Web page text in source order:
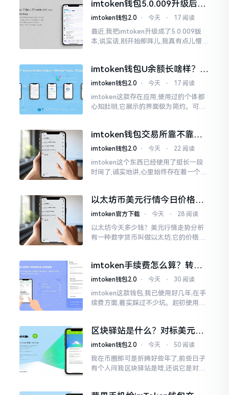
imtoken钱包5.0.009升级后咋
用？老用户实测分享
imtoken钱包2.0 ⋅ 今天 ⋅ 17 阅读
最近,我把imtoken升级成了5.0.009版
本,说实话,刚开始那阵儿,我真有点儿懵,
imtoken钱包U余额长啥样？截
图这样看
imtoken钱包2.0 ⋅ 今天 ⋅ 17 阅读
imtoken这款存在应用,使用过的个体都
心知肚明,它展示的界面极为简约。可是,
imtoken钱包交易所靠不靠
谱？老玩家说说心里话
imtoken钱包2.0 ⋅ 今天 ⋅ 22 阅读
imtoken这个东西已经使用了挺长一段
时间了,诚实地讲,心里始终存在着一个疙
这个事情
以太坊币美元行情今日价格走
势分析，散户如何避免追涨杀
imtoken官方下载 ⋅ 今天 ⋅ 28 阅读
以太坊今天多少钱？美元行情走势分析
有一种数字货币叫做以太坊,它的价格走
率出现的一点点波动
imtoken手续费怎么算？转账
和交易所差别大了
imtoken钱包2.0 ⋅ 今天 ⋅ 30 阅读
imtoken这款钱包,我已使用好几年,在手
续费方面,着实踩过不少坑。起初使用时,
明白
区块驿站是什么？对标美元的
ETH到底咋回事
imtoken钱包2.0 ⋅ 今天 ⋅ 50 阅读
我在币圈那可是折腾好些年了,前些日子
有个人问我区块驿站是啥,还说它是对标